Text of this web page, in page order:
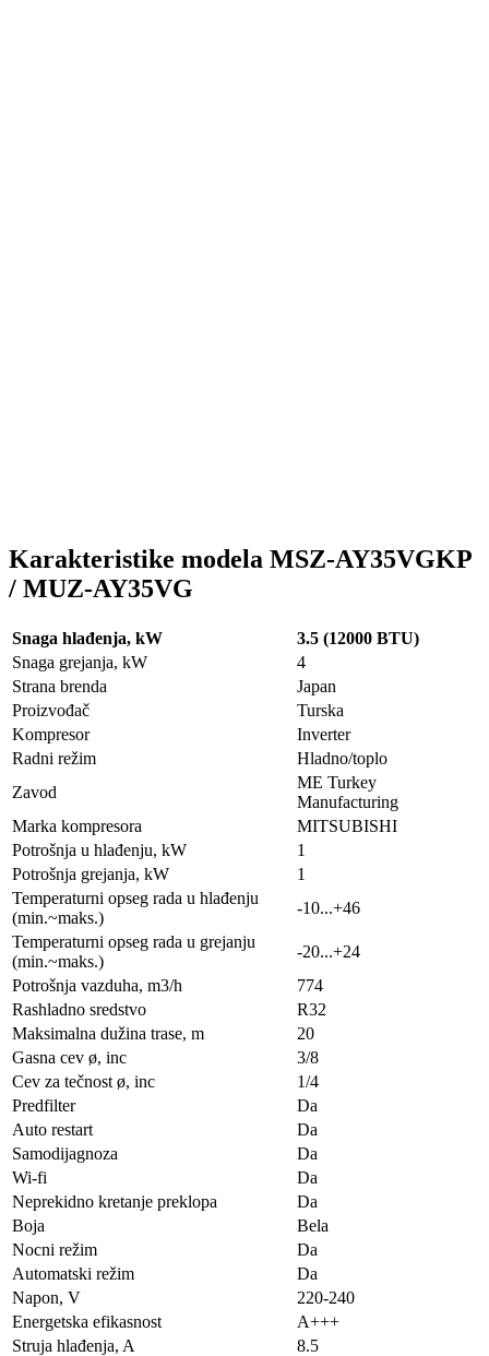
Karakteristike modela MSZ-AY35VGKP
/ MUZ-AY35VG
Snaga hlađenja, kW
3.5 (12000 BTU)
Snaga grejanja, kW
4
Strana brenda
Japan
Proizvođač
Turska
Kompresor
Inverter
Radni režim
Hladno/toplo
Zavod
ME Turkey
Manufacturing
Marka kompresora
MITSUBISHI
Potrošnja u hlađenju, kW
1
Potrošnja grejanja, kW
1
Temperaturni opseg rada u hlađenju
(min.~maks.)
-10...+46
Temperaturni opseg rada u grejanju
(min.~maks.)
-20...+24
Potrošnja vazduha, m3/h
774
Rashladno sredstvo
R32
Maksimalna dužina trase, m
20
Gasna cev ø, inc
3/8
Cev za tečnost ø, inc
1/4
Predfilter
Da
Auto restart
Da
Samodijagnoza
Da
Wi-fi
Da
Neprekidno kretanje preklopa
Da
Boja
Bela
Nocni režim
Da
Automatski režim
Da
Napon, V
220-240
Energetska efikasnost
A+++
Struja hlađenja, A
8.5